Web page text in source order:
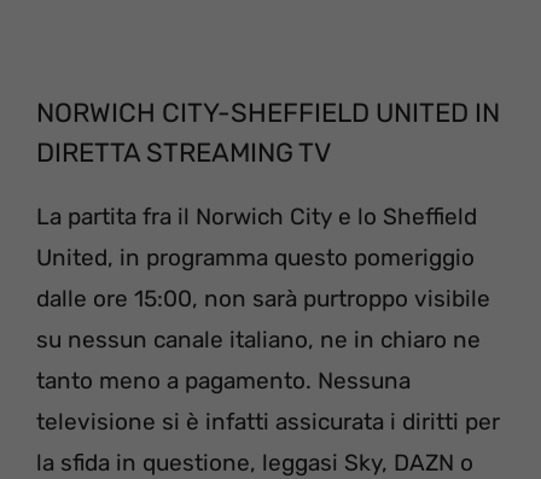
NORWICH CITY-SHEFFIELD UNITED IN
DIRETTA STREAMING TV
La partita fra il Norwich City e lo Sheffield
United, in programma questo pomeriggio
dalle ore 15:00, non sarà purtroppo visibile
su nessun canale italiano, ne in chiaro ne
tanto meno a pagamento. Nessuna
televisione si è infatti assicurata i diritti per
la sfida in questione, leggasi Sky, DAZN o